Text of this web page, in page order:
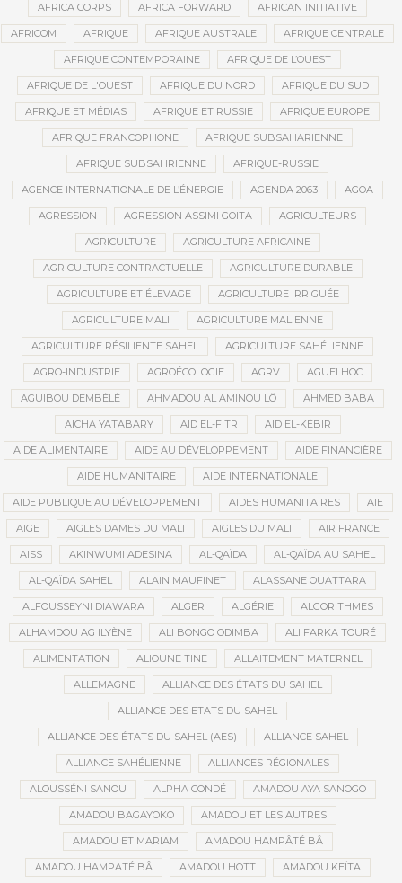
AFRICA CORPS AFRICA FORWARD AFRICAN INITIATIVE
AFRICOM AFRIQUE AFRIQUE AUSTRALE AFRIQUE CENTRALE
AFRIQUE CONTEMPORAINE AFRIQUE DE L’OUEST
AFRIQUE DE L'OUEST AFRIQUE DU NORD AFRIQUE DU SUD
AFRIQUE ET MÉDIAS AFRIQUE ET RUSSIE AFRIQUE EUROPE
AFRIQUE FRANCOPHONE AFRIQUE SUBSAHARIENNE
AFRIQUE SUBSAHRIENNE AFRIQUE-RUSSIE
AGENCE INTERNATIONALE DE L’ÉNERGIE AGENDA 2063 AGOA
AGRESSION AGRESSION ASSIMI GOITA AGRICULTEURS
AGRICULTURE AGRICULTURE AFRICAINE
AGRICULTURE CONTRACTUELLE AGRICULTURE DURABLE
AGRICULTURE ET ÉLEVAGE AGRICULTURE IRRIGUÉE
AGRICULTURE MALI AGRICULTURE MALIENNE
AGRICULTURE RÉSILIENTE SAHEL AGRICULTURE SAHÉLIENNE
AGRO-INDUSTRIE AGROÉCOLOGIE AGRV AGUELHOC
AGUIBOU DEMBÉLÉ AHMADOU AL AMINOU LÔ AHMED BABA
AÏCHA YATABARY AÏD EL-FITR AÏD EL-KÉBIR
AIDE ALIMENTAIRE AIDE AU DÉVELOPPEMENT AIDE FINANCIÈRE
AIDE HUMANITAIRE AIDE INTERNATIONALE
AIDE PUBLIQUE AU DÉVELOPPEMENT AIDES HUMANITAIRES AIE
AIGE AIGLES DAMES DU MALI AIGLES DU MALI AIR FRANCE
AISS AKINWUMI ADESINA AL-QAÏDA AL-QAÏDA AU SAHEL
AL-QAÏDA SAHEL ALAIN MAUFINET ALASSANE OUATTARA
ALFOUSSEYNI DIAWARA ALGER ALGÉRIE ALGORITHMES
ALHAMDOU AG ILYÈNE ALI BONGO ODIMBA ALI FARKA TOURÉ
ALIMENTATION ALIOUNE TINE ALLAITEMENT MATERNEL
ALLEMAGNE ALLIANCE DES ÉTATS DU SAHEL
ALLIANCE DES ETATS DU SAHEL
ALLIANCE DES ÉTATS DU SAHEL (AES) ALLIANCE SAHEL
ALLIANCE SAHÉLIENNE ALLIANCES RÉGIONALES
ALOUSSÉNI SANOU ALPHA CONDÉ AMADOU AYA SANOGO
AMADOU BAGAYOKO AMADOU ET LES AUTRES
AMADOU ET MARIAM AMADOU HAMPÂTÉ BÂ
AMADOU HAMPATÉ BÂ AMADOU HOTT AMADOU KEÏTA